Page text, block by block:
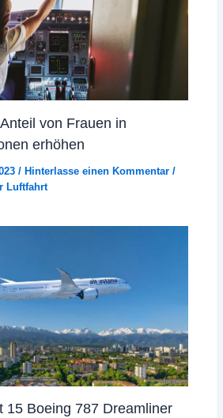
von Frauen in
erhöhen
/ Hinterlasse einen Kommentar /
Luftfahrt
15 Boeing 787 Dreamliner